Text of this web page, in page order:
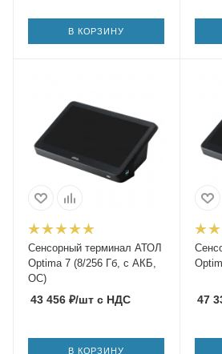
В КОРЗИНУ
Сенсорный терминал АТОЛ
Optima 7 (8/256 Гб, с АКБ,
ОС)
43 456 ₽/шт с НДС
В КОРЗИНУ
47